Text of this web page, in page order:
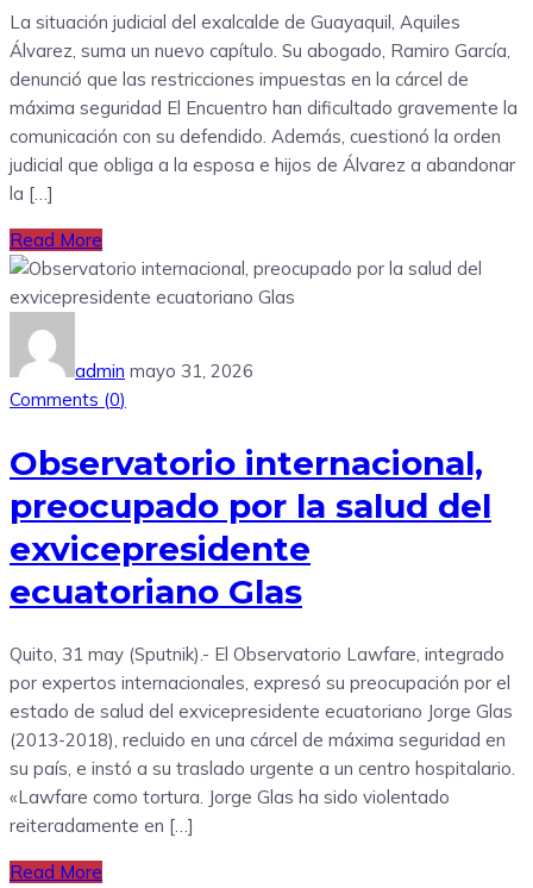
La situación judicial del exalcalde de Guayaquil, Aquiles
Álvarez, suma un nuevo capítulo. Su abogado, Ramiro García,
denunció que las restricciones impuestas en la cárcel de
máxima seguridad El Encuentro han dificultado gravemente la
comunicación con su defendido. Además, cuestionó la orden
judicial que obliga a la esposa e hijos de Álvarez a abandonar
la […]
Read More
admin mayo 31, 2026
Comments (0)
Observatorio internacional,
preocupado por la salud del
exvicepresidente
ecuatoriano Glas
Quito, 31 may (Sputnik).- El Observatorio Lawfare, integrado
por expertos internacionales, expresó su preocupación por el
estado de salud del exvicepresidente ecuatoriano Jorge Glas
(2013-2018), recluido en una cárcel de máxima seguridad en
su país, e instó a su traslado urgente a un centro hospitalario.
«Lawfare como tortura. Jorge Glas ha sido violentado
reiteradamente en […]
Read More